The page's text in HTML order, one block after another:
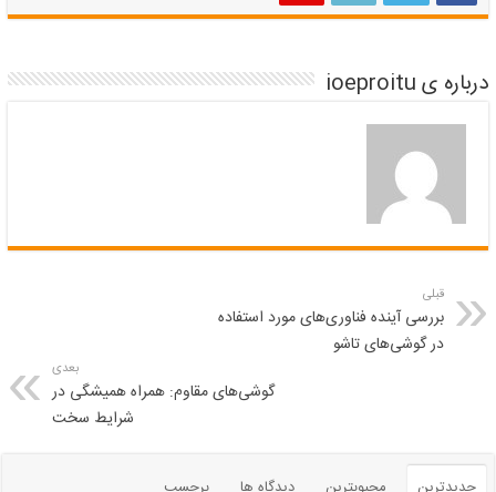
درباره ی ioeproitu
قبلی
بررسی آینده فناوری‌های مورد استفاده
در گوشی‌های تاشو
بعدی
گوشی‌های مقاوم: همراه همیشگی در
شرایط سخت